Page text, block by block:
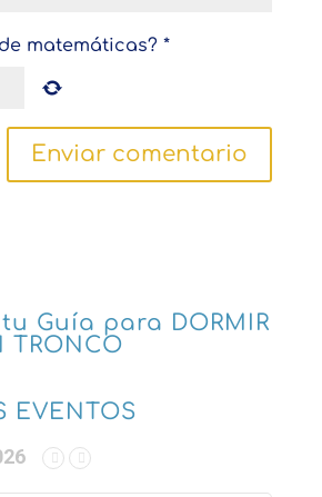
matemáticas? *
Guía para DORMIR
TRONCO
EVENTOS